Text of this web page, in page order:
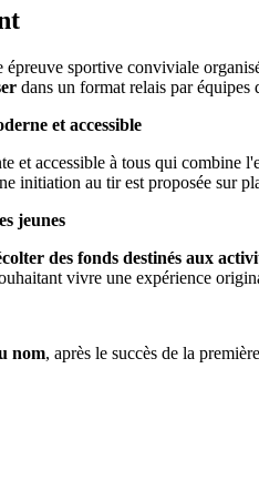
épreuve sportive conviviale
dans un format relais par équipes
et accessible
et accessible à tous qui combine
initiation au tir est proposée sur
jeunes
des fonds destinés aux
vivre une expérience
nom, après le succès de la